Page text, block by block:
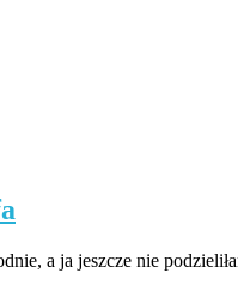
a ja jeszcze nie